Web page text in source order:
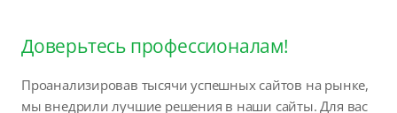
Доверьтесь профессионалам!
Проанализировав тысячи успешных сайтов на рынке,
мы внедрили лучшие решения в наши сайты. Для вас